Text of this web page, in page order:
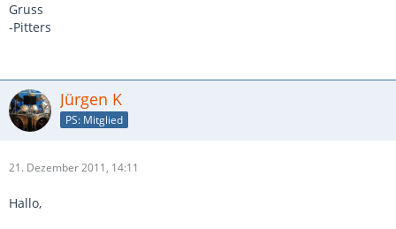
Gruss
-Pitters
Jürgen K
PS: Mitglied
21. Dezember 2011, 14:11
Hallo,